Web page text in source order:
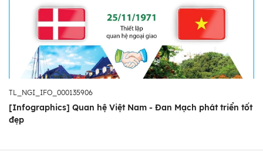
TL_NGI_IFO_000135906
[Infographics] Quan hệ Việt Nam - Đan Mạch phát triển tốt
đẹp